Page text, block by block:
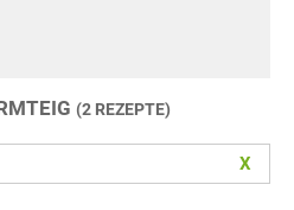
(2 REZEPTE)
X